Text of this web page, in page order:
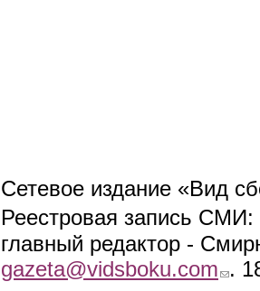
Сетевое издание «Вид
Реестровая запись СМИ:
главный редактор -
gazeta@vidsboku.com (link
.